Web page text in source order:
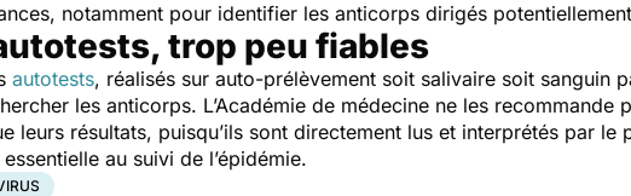
notamment pour identifier les anticorps dirigés
trop peu fiables
autotests, réalisés sur auto-prélèvement soit salivaire soit sanguin
les anticorps. L’Académie de médecine ne les recommande
leurs résultats, puisqu’ils sont directement lus et interprétés par le
au suivi de l’épidémie.